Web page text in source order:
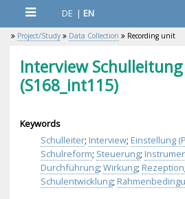
DE | EN
Project/Study Data Collection Recording unit
Interview Schulleitung
(S168_int115)
Keywords
Schulleiter; Interview; Einstellung
Schulreform; Steuerung;
Durchführung; Wirkung; Rezeption
Schulentwicklung;